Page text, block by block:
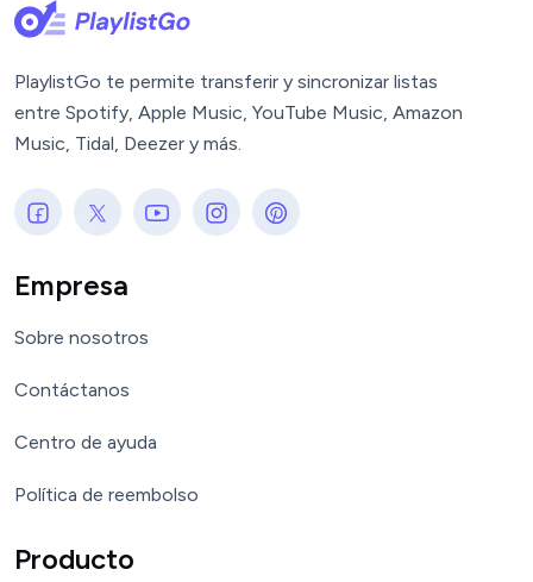
PlaylistGo te permite transferir y sincronizar listas
entre Spotify, Apple Music, YouTube Music, Amazon
Music, Tidal, Deezer y más.
Empresa
Sobre nosotros
Contáctanos
Centro de ayuda
Política de reembolso
Producto